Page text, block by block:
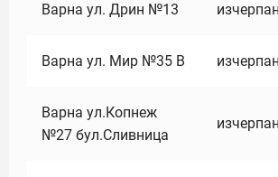
Варна ул. Дрин №13 изчерпан
Варна ул. Мир №35 В изчерпан
Варна ул.Копнеж
№27 бул.Сливница
изчерпан